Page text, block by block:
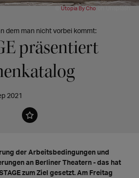
©Utopia By Choon Unsplash
dem man nicht vorbei kommt:
präsentiert
2021
der Arbeitsbedingungen und
an Berliner Theatern - das hat
zum Ziel gesetzt. Am Freitag